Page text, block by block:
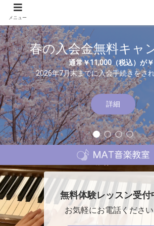
春の入会金無料キャ
通常￥11,000（税込）が
2026年7月末までに入会手続きをさ
詳細
無料体験レッスン受付
お気軽にお電話ください
メニュー